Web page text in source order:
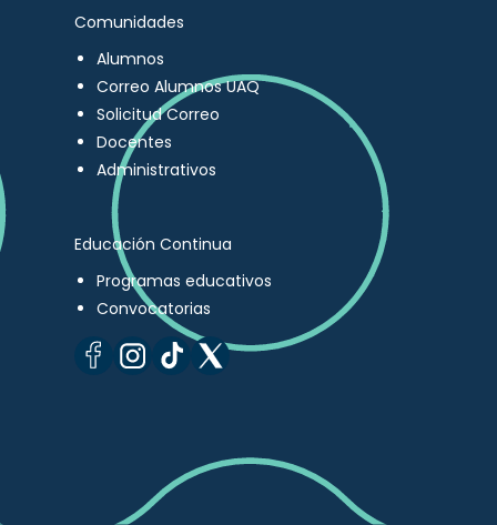
Comunidades
Alumnos
Correo Alumnos UAQ
Solicitud Correo
Docentes
Administrativos
Educación Continua
Programas educativos
Convocatorias